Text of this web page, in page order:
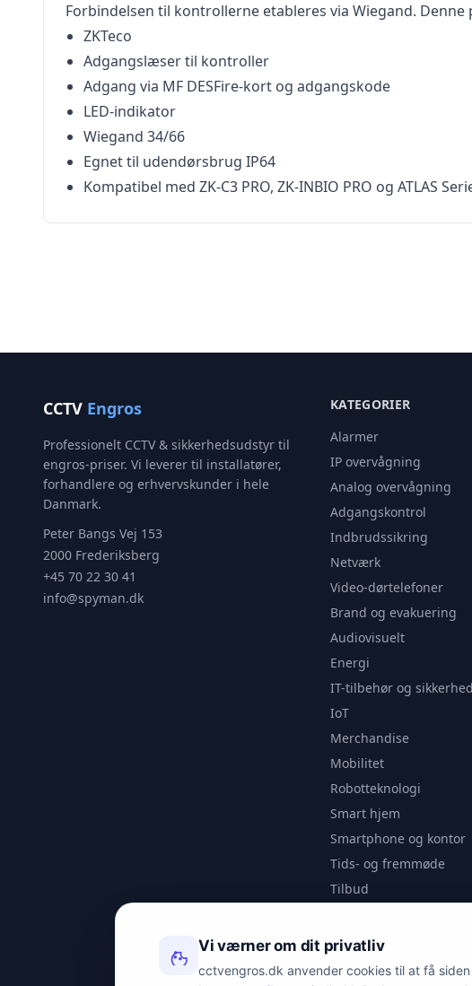
Forbindelsen til kontrollerne etableres via Wiegand.
ZKTeco
Adgangslæser til kontroller
Adgang via MF DESFire-kort og adgangskode
LED-indikator
Wiegand 34/66
Egnet til udendørsbrug IP64
Kompatibel med ZK-C3 PRO, ZK-INBIO PRO og ATLAS
CCTV Engros
Professionelt CCTV & sikkerhedsudstyr til
engros-priser. Vi leverer til installatører,
forhandlere og erhvervskunder i hele
Danmark.
Peter Bangs Vej 153
2000 Frederiksberg
+45 70 22 30 41
info@spyman.dk
KATEGORIER
Alarmer
IP overvågning
Analog overvågning
Adgangskontrol
Indbrudssikring
Netværk
Video-dørtelefoner
Brand og evakuering
Audiovisuelt
Energi
IT-tilbehør og sikkerhed
IoT
Merchandise
Mobilitet
Robotteknologi
Smart hjem
Smartphone og kontor
Tids- og fremmøde
Tilbud
Videoanalyse
Outlet
Vi værner om dit privatliv
cctvengros.dk anvender cookies til at få